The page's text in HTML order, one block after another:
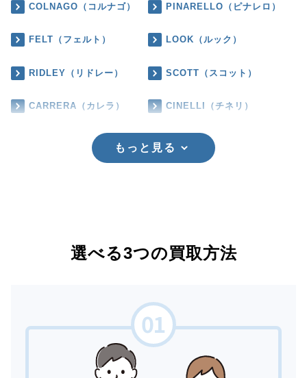
COLNAGO（コルナゴ） PINARELLO（ピナレロ）
FELT（フェルト） LOOK（ルック）
RIDLEY（リドレー） SCOTT（スコット）
CARRERA（カレラ） CINELLI（チネリ）
もっと見る
選べる3つの買取方法